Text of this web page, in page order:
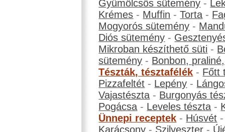
Gyümölcsös sütemény -
Krémes - Muffin -Torta -
Mogyorós sütemény -
Diós sütemény -
Mikroban készíthető süti -
sütemény - Bonbon,
Tészták, tésztafélék - Főtt
Pizzafeltét - Lepény -
Vajastészta - Burgonyás
Pogácsa - Leveles tészta -
Ünnepi receptek - Húsvét
Karácsony - Szilveszter -